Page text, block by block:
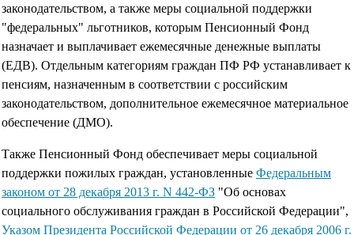
законодательством, а также меры социальной поддержки
"федеральных" льготников, которым Пенсионный Фонд
назначает и выплачивает ежемесячные денежные выплаты
(ЕДВ). Отдельным категориям граждан ПФ РФ устанавливает к
пенсиям, назначенным в соответствии с российским
законодательством, дополнительное ежемесячное материальное
обеспечение (ДМО).
Также Пенсионный Фонд обеспечивает меры социальной
поддержки пожилых граждан, установленные Федеральным
законом от 28 декабря 2013 г. N 442-ФЗ "Об основах
социального обслуживания граждан в Российской Федерации",
Указом Президента Российской Федерации от 26 декабря 2006 г.